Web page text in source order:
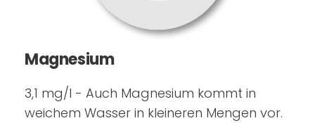
Magnesium
3,1 mg/l - Auch Magnesium kommt in
weichem Wasser in kleineren Mengen vor.